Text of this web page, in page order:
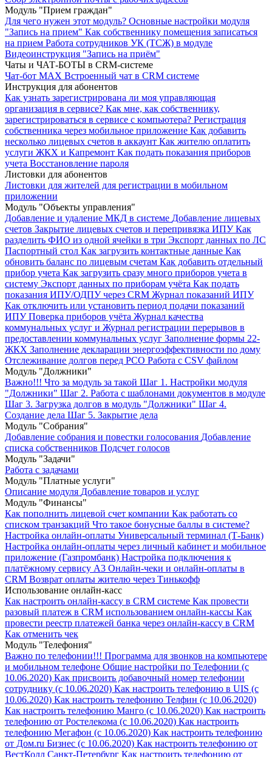
Модуль "Прием граждан"
Для чего нужен этот модуль? Основные настройки модуля
"Запись на прием" Как собственнику помещения записаться
на прием Работа сотрудников УК (ТСЖ) в модуле
Видеоинструкция "Запись на приём"
Чаты и ЧАТ-БОТЫ в CRM-системе
Чат-бот MAX Встроенный чат в CRM системе
Инструкция для абонентов
Как узнать зарегистрирована ли моя управляющая
организация в сервисе? Как мне, как собственнику,
зарегистрироваться в сервисе с компьютера? Регистрация
собственника через мобильное приложение Как добавить
несколько лицевых счетов в аккаунт Как жителю оплатить
услуги ЖКХ и Капремонт Как подать показания приборов
учета Восстановление пароля
Листовки для абонентов
Листовки для жителей для регистрации в мобильном
приложении
Модуль "Объекты управления"
Добавление и удаление МКД в системе Добавление лицевых
счетов Закрытие лицевых счетов и перепривязка ИПУ Как
разделить ФИО из одной ячейки в три Экспорт данных по ЛС
Паспортный стол Как загрузить контактные данные Как
обновить баланс по лицевым счетам Как добавить отдельный
прибор учета Как загрузить сразу много приборов учета в
систему Экспорт данных по приборам учёта Как подать
показания ИПУ/ОДПУ через CRM Журнал показаний ИПУ
Как отключить или установить период подачи показаний
ИПУ Поверка приборов учёта Журнал качества
коммунальных услуг и Журнал регистрации перерывов в
предоставлении коммунальных услуг Заполнение формы 22-
ЖКХ Заполнение декларации энергоэффективности по дому
Отслеживание долгов перед РСО Работа с CSV файлом
Модуль "Должники"
Важно!!! Что за модуль за такой Шаг 1. Настройки модуля
"Должники" Шаг 2. Работа с шаблонами документов в модуле
Шаг 3. Загрузка долгов в модуль "Должники" Шаг 4.
Создание дела Шаг 5. Закрытие дела
Модуль "Собрания"
Добавление собрания и повестки голосования Добавление
списка собственников Подсчет голосов
Модуль "Задачи"
Работа с задачами
Модуль "Платные услуги"
Описание модуля Добавление товаров и услуг
Модуль "Финансы"
Как пополнить лицевой счет компании Как работать со
списком транзакций Что такое бонусные баллы в системе?
Настройка онлайн-оплаты Универсальный терминал (Т-Банк)
Настройка онлайн-оплаты через личный кабинет и мобильное
приложение (Газпромбанк) Настройка подключения к
платёжному сервису А3 Онлайн-чеки и онлайн-оплаты в
CRM Возврат оплаты жителю через Тинькофф
Использование онлайн-касс
Как настроить онлайн-кассу в CRM системе Как провести
разовый платеж в CRM использованием онлайн-кассы Как
провести реестр платежей банка через онлайн-кассу в CRM
Как отменить чек
Модуль "Телефония"
Важно по телефонии!!! Программа для звонков на компьютере
и мобильном телефоне Общие настройки по Телефонии (с
10.06.2020) Как присвоить добавочный номер телефонии
сотруднику (с 10.06.2020) Как настроить телефонию в UIS (с
10.06.2020) Как настроить телефонию Телфин (с 10.06.2020)
Как настроить телефонию Манго (с 10.06.2020) Как настроить
телефонию от Ростелекома (с 10.06.2020) Как настроить
телефонию Мегафон (с 10.06.2020) Как настроить телефонию
от Дом.ru Бизнес (с 10.06.2020) Как настроить телефонию от
ВестКолл Санкт-Петербург Как настроить телефонию от